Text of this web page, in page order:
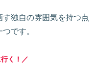
独自の雰囲気を持つ点
です。
く！／